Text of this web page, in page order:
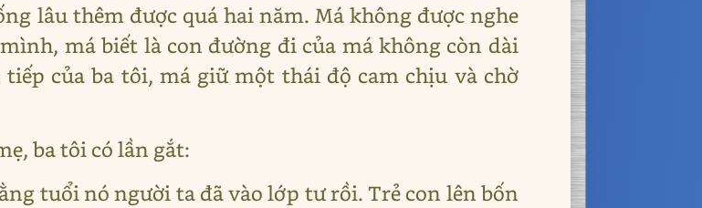
lâu thêm được quá hai năm. Má không được nghe
má biết là con đường đi của má không còn dài
của ba tôi, má giữ một thái độ cam chịu và chờ
ba tôi có lần gắt:
tuổi nó người ta đã vào lớp tư rồi. Trẻ con lên bốn